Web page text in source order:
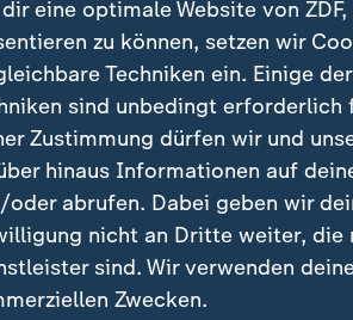
und Gastronomen
Stress. Ärzte auch…
versammelte Protest?
mit den vielen Veränderungen,
der Ampel nur handwerklich
und um welchen
Illner sind
eine optimale Website von
zu können, setzen wir
Techniken ein. Einige
sind unbedingt erforderlich
Zustimmung dürfen wir und
hinaus Informationen auf
oder abrufen. Dabei geben wir
nicht an Dritte weiter, die
sind. Wir verwenden
Zwecken.